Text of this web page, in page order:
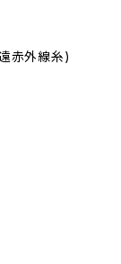
赤外線糸)